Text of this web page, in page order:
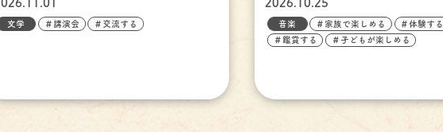
文学 ＃講演会 ＃交流する
2026.10.25
音楽 ＃家族で楽しめる ＃体験する
＃鑑賞する ＃子どもが楽しめる